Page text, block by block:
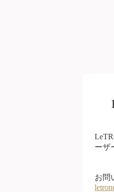
ーザ
お問